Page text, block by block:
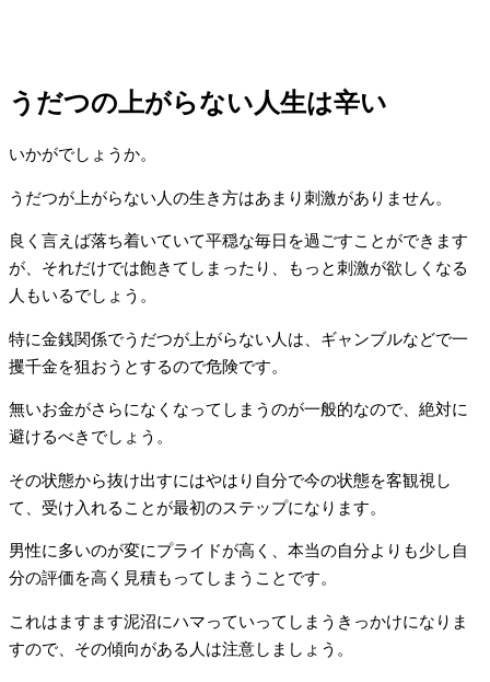
うだつの上がらない人生は辛い
いかがでしょうか。
うだつが上がらない人の生き方はあまり刺激がありません。
良く言えば落ち着いていて平穏な毎日を過ごすことができます
が、それだけでは飽きてしまったり、もっと刺激が欲しくなる
人もいるでしょう。
特に金銭関係でうだつが上がらない人は、ギャンブルなどで一
攫千金を狙おうとするので危険です。
無いお金がさらになくなってしまうのが一般的なので、絶対に
避けるべきでしょう。
その状態から抜け出すにはやはり自分で今の状態を客観視し
て、受け入れることが最初のステップになります。
男性に多いのが変にプライドが高く、本当の自分よりも少し自
分の評価を高く見積もってしまうことです。
これはますます泥沼にハマっていってしまうきっかけになりま
すので、その傾向がある人は注意しましょう。